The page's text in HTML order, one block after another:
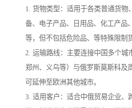
1. 货物类型：适用于各类普通货物
备、电子产品、日用品、化工产品
等，但不包括危险品、等特殊限制
2. 运输路线：主要连接中国多个城
郑州、义乌等）与俄罗斯莫斯科及
可延伸至欧洲其他城市。
3. 适用客户：适合中俄贸易企业、